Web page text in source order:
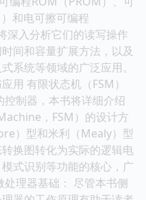
和电可擦可编程
深入分析它们的读写操作
间和容量扩展方法，以及
系统等领域的广泛应用。
用 有限状态机（FSM）
制器，本书将详细介绍
，FSM）的设计方
）型和米利（Mealy）型
换图转化为实际的逻辑电
式识别等功能的核心，广
理器基础： 尽管本书侧